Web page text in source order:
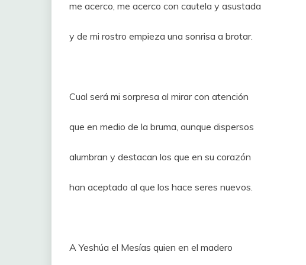
me acerco, me acerco con cautela y asustada
y de mi rostro empieza una sonrisa a brotar.
Cual será mi sorpresa al mirar con atención
que en medio de la bruma, aunque dispersos
alumbran y destacan los que en su corazón
han aceptado al que los hace seres nuevos.
A Yeshúa el Mesías quien en el madero